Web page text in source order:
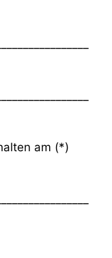
am (*)